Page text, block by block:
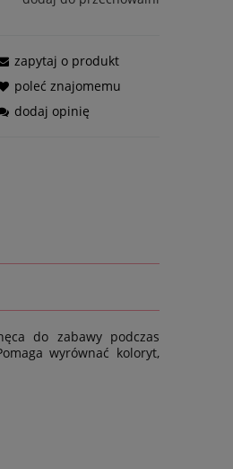
zapytaj o produkt
poleć znajomemu
dodaj opinię
do zabawy podczas
wyrównać koloryt,